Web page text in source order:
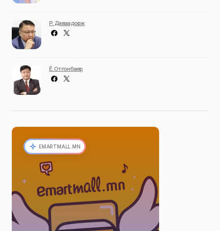
Р. Даваадорж
Ё. Отгонбаяр
EMARTMALL.MN